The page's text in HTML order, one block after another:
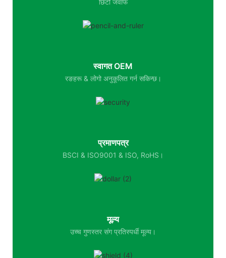
छिटो जवाफ
स्वागत OEM
रङहरू & लोगो अनुकूलित गर्न सकिन्छ।
प्रमाणपत्र
BSCI & ISO9001 & ISO, RoHS।
मूल्य
उच्च गुणस्तर संग प्रतिस्पर्धी मूल्य।